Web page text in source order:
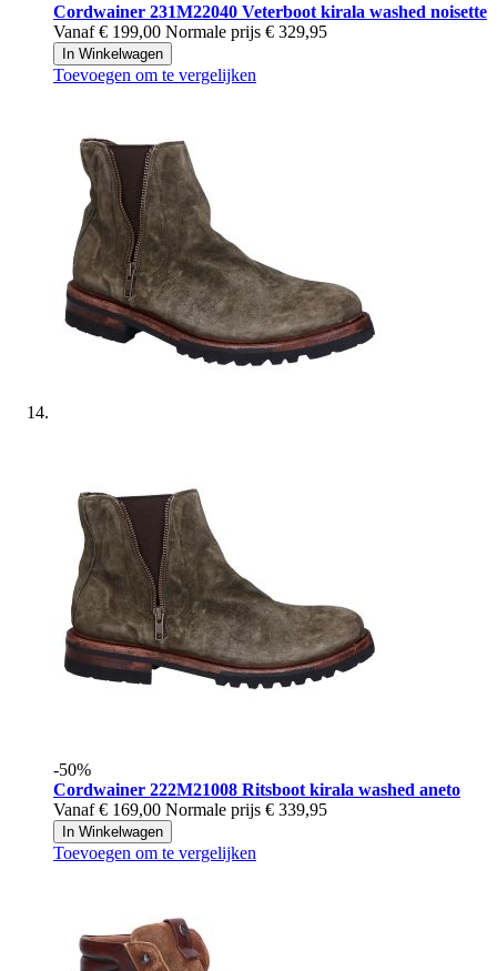
Cordwainer 231M22040 Veterboot kirala washed noisette
Vanaf € 199,00 Normale prijs € 329,95
In Winkelwagen
Toevoegen om te vergelijken
-50%
Cordwainer 222M21008 Ritsboot kirala washed aneto
Vanaf € 169,00 Normale prijs € 339,95
In Winkelwagen
Toevoegen om te vergelijken